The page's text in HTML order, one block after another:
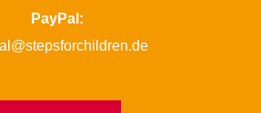
PayPal: